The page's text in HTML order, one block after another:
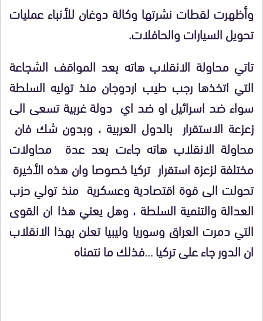
وأظهرت لقطات نشرتها وكالة دوغان للأنباء عمليات
تحويل السيارات والحافلات.
تاتي محاولة الانقلاب هاته بعد المواقف الشجاعة
التي اتخذها رجب طيب اردوجان منذ توليه السلطة
سواء ضد اسرائيل او ضد اي دولة غربية تسعى الى
زعزعة الاستقرار بالدول العربية ، وبدون شك فان
محاولة الانقلاب هاته جاءت بعد عدة محاولات
مختلفة لزعزة استقرار تركيا خصوصا وان هذه الأخيرة
تحولت الى قوة اقتصادية وعسكرية منذ تولي حزب
العدالة والتنمية السلطة ، وهل يعني هذا ان القوى
التي دمرت العراق وسوريا وليبيا تعلن بهذا الانقلاب
ان الدور جاء على تركيا …فذلك ما نتمناه